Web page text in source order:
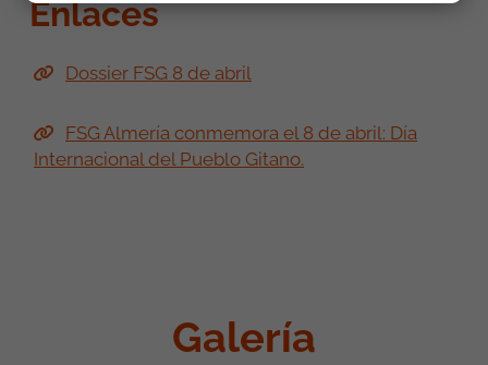
Enlaces
Dossier FSG 8 de abril
FSG Almería conmemora el 8 de abril: Día
Internacional del Pueblo Gitano.
Galería